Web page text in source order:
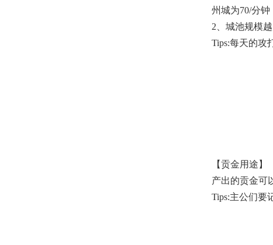
州城为70/分钟
2、城池规模
Tips:每天的攻
【贡金用途】
产出的贡金可
Tips:主公们要